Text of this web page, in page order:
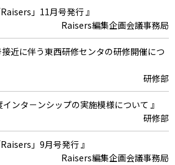
ナウイルス拡大防止にご協力をおねがいし
厚生労働省
Raisers」11月号発行 』
Raisers編集企画会議事務局
接近に伴う東西研修センタの研修開催につ
研修部
インタ－ンシップの実施模様について 』
研修部
Raisers」9月号発行 』
Raisers編集企画会議事務局